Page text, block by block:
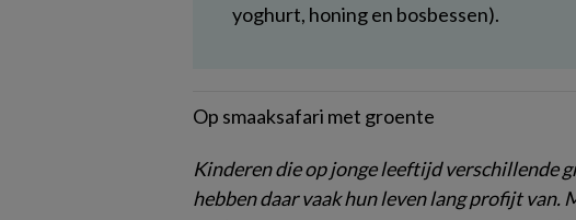
yoghurt, honing en bosbessen).
Op smaaksafari met groente
Kinderen die op jonge leeftijd verschillende
hebben daar vaak hun leven lang profijt van.